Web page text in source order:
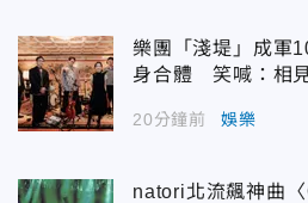
樂團「淺堤」成軍
身合體 笑喊：相
20分鐘前 娛樂
natori北流飆神曲